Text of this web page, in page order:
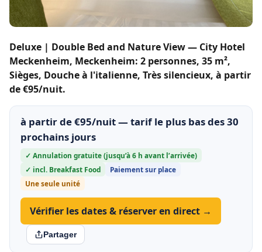
Deluxe | Double Bed and Nature View — City Hotel
Meckenheim, Meckenheim: 2 personnes, 35 m²,
Sièges, Douche à l'italienne, Très silencieux, à partir
de €95/nuit.
à partir de €95/nuit — tarif le plus bas des 30
prochains jours
✓ Annulation gratuite (jusqu’à 6 h avant l’arrivée)
✓ incl. Breakfast Food
Paiement sur place
Une seule unité
Vérifier les dates & réserver en direct →
Partager